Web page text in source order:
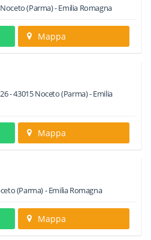
Noceto(Parma) -Emilia Romagna
Mappa
-43015Noceto(Parma) -Emilia
Mappa
(Parma) -Emilia Romagna
Mappa